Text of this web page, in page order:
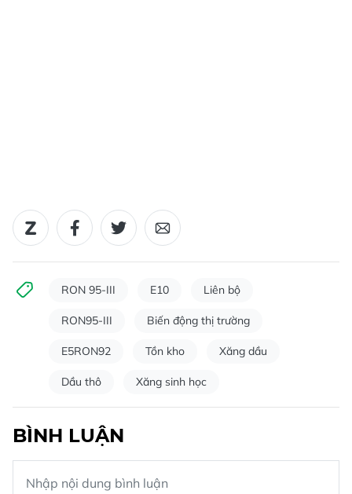
RON 95-III E10 Liên bộ
RON95-III Biến động thị trường
E5RON92 Tồn kho Xăng dầu
Dầu thô Xăng sinh học
BÌNH LUẬN